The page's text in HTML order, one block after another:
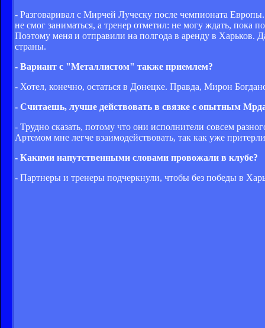
- Разговаривал с Мирчей Луческу после чемпионата
не смог заниматься, а тренер отметил: не могу ждать, пока
Поэтому меня и отправили на полгода в аренду в Харьков.
страны.
- Вариант с "Металлистом" также приемлем?
- Хотел, конечно, остаться в Донецке. Правда, Мирон
- Считаешь, лучше действовать в связке с опытным
- Трудно сказать, потому что они исполнители совсем
Артемом мне легче взаимодействовать, так как уже
- Какими напутственными словами провожали в клубе?
- Партнеры и тренеры подчеркнули, чтобы без победы в